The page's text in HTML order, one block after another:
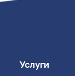
Услуги